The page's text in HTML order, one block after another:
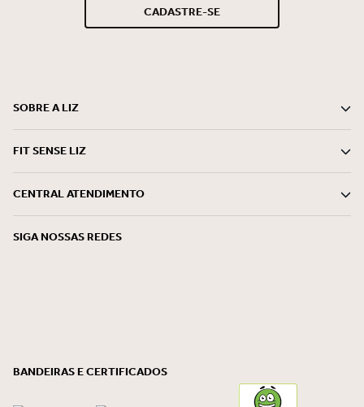
CADASTRE-SE
SOBRE A LIZ
FIT SENSE LIZ
CENTRAL ATENDIMENTO
SIGA NOSSAS REDES
BANDEIRAS E CERTIFICADOS